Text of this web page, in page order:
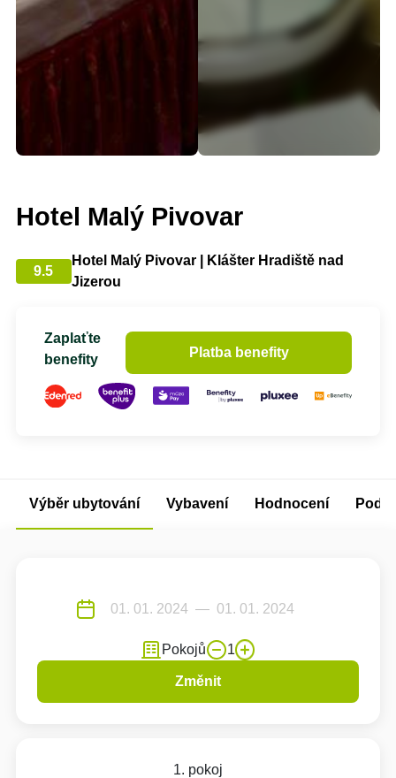
Hotel Malý Pivovar
9.5
Hotel Malý Pivovar | Klášter Hradiště nad
Jizerou
Zaplaťte
benefity
Platba benefity
Výběr ubytování Vybavení Hodnocení
Pokojů 1
Změnit
1. pokoj